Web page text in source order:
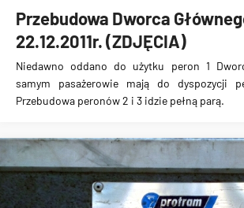
Przebudowa Dworca
22.12.2011r. (ZDJĘCIA)
Niedawno oddano do użytku peron 1
samym pasażerowie mają do dyspozycji
Przebudowa peronów 2 i 3 idzie pełną parą.